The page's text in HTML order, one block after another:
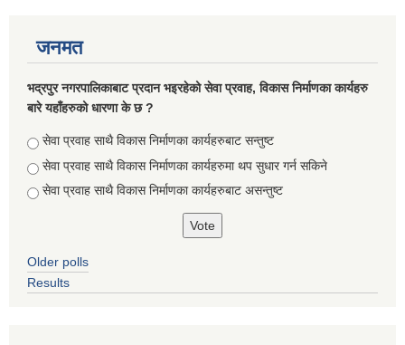
जनमत
भद्रपुर नगरपालिकाबाट प्रदान भइरहेको सेवा प्रवाह, विकास निर्माणका कार्यहरु
बारे यहाँहरुको धारणा के छ ?
Choices
सेवा प्रवाह साथै विकास निर्माणका कार्यहरुबाट सन्तुष्ट
सेवा प्रवाह साथै विकास निर्माणका कार्यहरुमा थप सुधार गर्न सकिने
सेवा प्रवाह साथै विकास निर्माणका कार्यहरुबाट असन्तुष्ट
Older polls
Results